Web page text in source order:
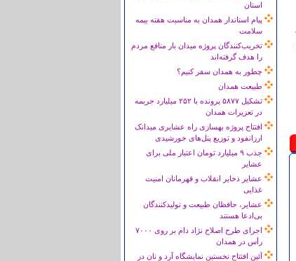
استان
پیام استاندار همدان به مناسبت هفته بیمه
سلامت
تخریب‌کنندگان پروژه میدان بار منافع مردم
را هدف گرفته‌اند
چطور به همدان سفر کنیم؟
طبیعت همدان
تشکیل ۵۸۷۷ پرونده با ۲۵۲ میلیارد جریمه
در تعزیرات همدان
افتتاح پروژه بهسازی راه عشایری میدانک
ارزانفود و توزیع پنل‌های خورشیدی
جذب ۹ میلیارد تومان اعتبار ملی برای
عشایر
عشایر ذخایر انقلاب و قهرمانان امنیت
غذایی
عشایر، حافظان طبیعت و تولیدکنندگان
بی‌ادعا هستند
اجرای طرح اصلاح نژاد دام بر روی ۷۰۰۰
رأس در همدان
آئین افتتاح نخستین نمایشگاه آرد و نان در